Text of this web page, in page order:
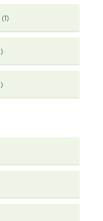
(1)